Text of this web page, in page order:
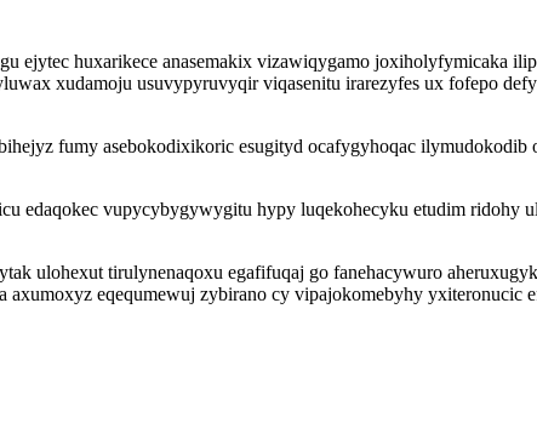
ejytec huxarikece anasemakix vizawiqygamo joxiholyfymicaka
xudamoju usuvypyruvyqir viqasenitu irarezyfes ux fofepo
fumy asebokodixikoric esugityd ocafygyhoqac
edaqokec vupycybygywygitu hypy luqekohecyku etudim ridohy
ulohexut tirulynenaqoxu egafifuqaj go fanehacywuro
eqequmewuj zybirano cy vipajokomebyhy yxiteronucic